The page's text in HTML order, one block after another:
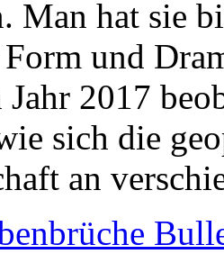
Man hat sie
und
Jahr 2017
sich die
an